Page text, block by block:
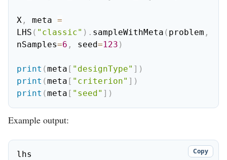
X , meta =
LHS ( "classic" ) . sampleWithMeta ( problem ,
nSamples=6 , seed=123 )
print (meta [ "designType" ] )
print (meta [ "criterion" ] )
print (meta [ "seed" ] )
Example output:
lhs
Copy